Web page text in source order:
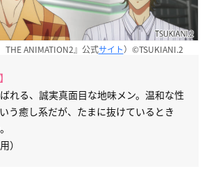
THE ANIMATION2』公式サイト）©TSUKIANI.2
れる、誠実真面目な地味メン。温和な性
う癒し系だが、たまに抜けているとき
）